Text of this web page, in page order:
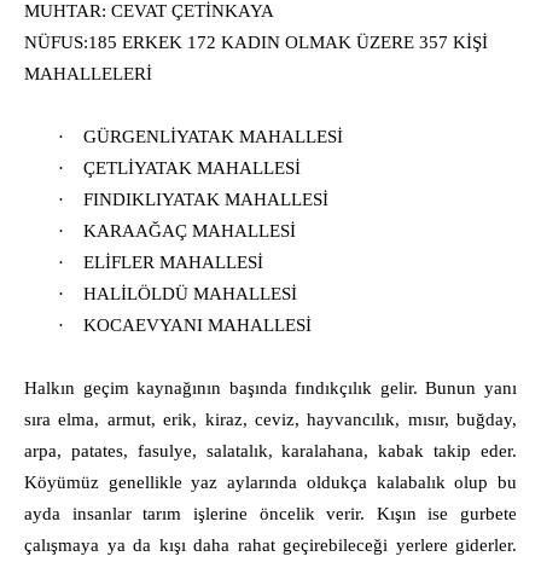
MUHTAR: CEVAT ÇETİNKAYA
NÜFUS:185 ERKEK 172 KADIN OLMAK ÜZERE 357 KİŞİ
MAHALLELERİ
·
GÜRGENLİYATAK MAHALLESİ
·
ÇETLİYATAK MAHALLESİ
·
FINDIKLIYATAK MAHALLESİ
·
KARAAĞAÇ MAHALLESİ
·
ELİFLER MAHALLESİ
·
HALİLÖLDÜ MAHALLESİ
·
KOCAEVYANI MAHALLESİ
Halkın geçim kaynağının başında fındıkçılık gelir. Bunun yanı
sıra elma, armut, erik, kiraz, ceviz, hayvancılık, mısır, buğday,
arpa, patates, fasulye, salatalık, karalahana, kabak takip eder.
Köyümüz genellikle yaz aylarında oldukça kalabalık olup bu
ayda insanlar tarım işlerine öncelik verir. Kışın ise gurbete
çalışmaya ya da kışı daha rahat geçirebileceği yerlere giderler.